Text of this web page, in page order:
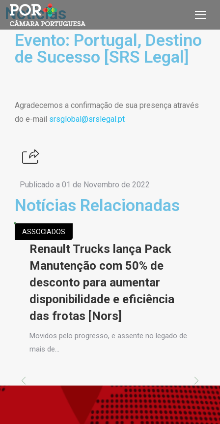
Notícias
Evento: Portugal, Destino
de Sucesso [SRS Legal]
Agradecemos a confirmação de sua presença através
do e-mail srsglobal@srslegal.pt
Publicado a 01 de Novembro de 2022
Notícias Relacionadas
ASSOCIADOS
Renault Trucks lança Pack
Manutenção com 50% de
desconto para aumentar
disponibilidade e eficiência
das frotas [Nors]
Movidos pelo progresso, e assente no legado de
mais de…